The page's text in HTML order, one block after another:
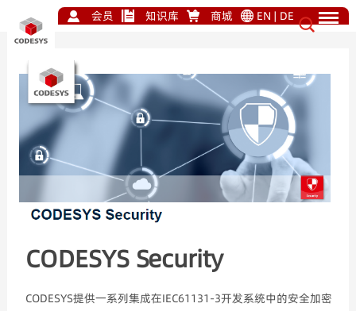
会员 知识库 商城 EN | DE
CODESYS Security
CODESYS提供一系列集成在IEC61131-3开发系统中的安全加密